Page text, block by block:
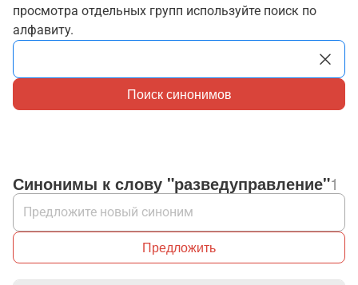
просмотра отдельных групп используйте поиск по
алфавиту.
Поиск синонимов
Синонимы к слову "разведуправление"1
Предложить